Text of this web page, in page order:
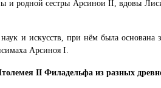
и родной сестры Арсинои II, вдовы
и искусств, при нём была основана
Арсиноя I.
II Филадельфа из разных